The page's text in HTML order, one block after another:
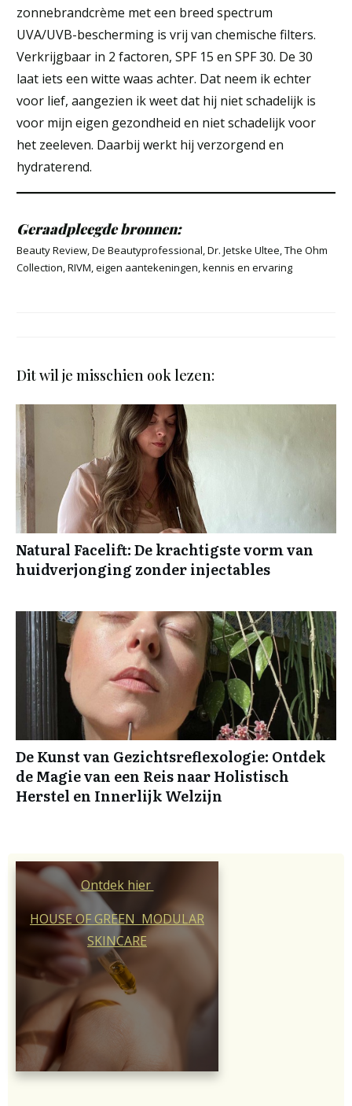
zonnebrandcrème met een breed spectrum
UVA/UVB-bescherming is vrij van chemische filters.
Verkrijgbaar in 2 factoren, SPF 15 en SPF 30. De 30
laat iets een witte waas achter. Dat neem ik echter
voor lief, aangezien ik weet dat hij niet schadelijk is
voor mijn eigen gezondheid en niet schadelijk voor
het zeeleven. Daarbij werkt hij verzorgend en
hydraterend.
Geraadpleegde bronnen:
Beauty Review, De Beautyprofessional, Dr. Jetske Ultee, The Ohm
Collection, RIVM, eigen aantekeningen, kennis en ervaring
Dit wil je misschien ook lezen:
Natural Facelift: De krachtigste vorm van
huidverjonging zonder injectables
De Kunst van Gezichtsreflexologie: Ontdek
de Magie van een Reis naar Holistisch
Herstel en Innerlijk Welzijn
Ontdek hier
HOUSE OF GREEN MODULAR
SKINCARE